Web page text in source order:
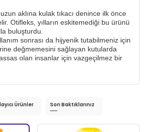
aklına kulak tıkacı denince ilk önce
Otifleks, yılların eskitemediği bu ürünü
buluşturdu.
sonrası da hijyenik tutabilmeniz için
değmemesini sağlayan kutularda
olan insanlar için vazgeçilmez bir
Ürünler Son Baktıklarınız